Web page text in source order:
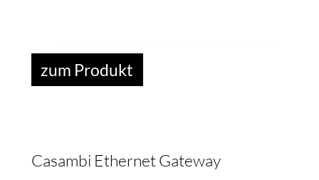
zum Produkt
Casambi Ethernet Gateway